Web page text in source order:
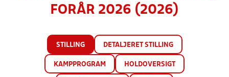
FORÅR 2026 (2026)
STILLING DETALJERET STILLING
KAMPPROGRAM HOLDOVERSIGT